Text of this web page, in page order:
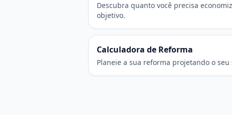
Descubra quanto você precisa
objetivo.
Calculadora de Reforma
Planeie a sua reforma projetando o